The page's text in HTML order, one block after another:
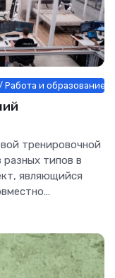
и образование
более чем 100
тренировочной
типов в
являющийся